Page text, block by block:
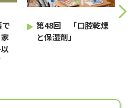
第48回 「口腔乾燥
と保湿剤」